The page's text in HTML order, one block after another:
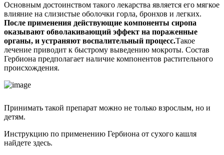
Основным достоинством такого лекарства является его мягкое
влияние на слизистые оболочки горла, бронхов и легких.
После применения действующие компоненты сиропа
оказывают обволакивающий эффект на пораженные
органы, и устраняют воспалительный процесс.Такое
лечение приводит к быстрому выведению мокроты. Состав
Гербиона предполагает наличие компонентов растительного
происхождения.
Принимать такой препарат можно не только взрослым, но и
детям.
Инструкцию по применению Гербиона от сухого кашля
найдете здесь.